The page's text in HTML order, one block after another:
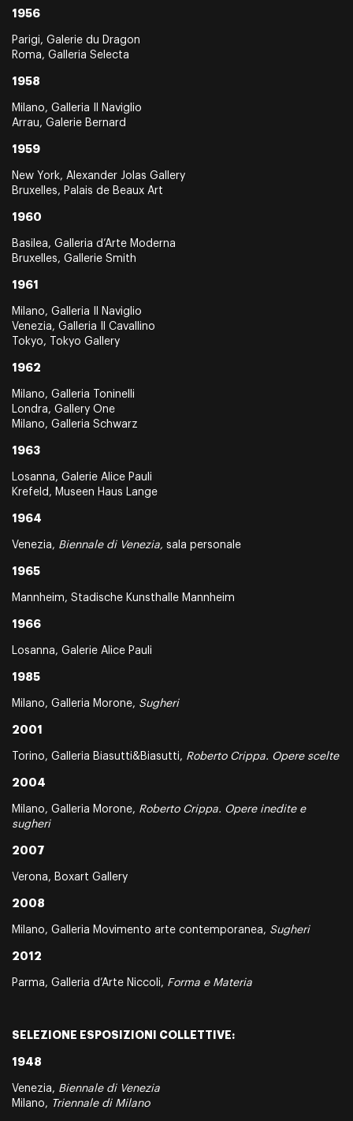
1956
Parigi, Galerie du Dragon
Roma, Galleria Selecta
1958
Milano, Galleria Il Naviglio
Arrau, Galerie Bernard
1959
New York, Alexander Jolas Gallery
Bruxelles, Palais de Beaux Art
1960
Basilea, Galleria d’Arte Moderna
Bruxelles, Gallerie Smith
1961
Milano, Galleria Il Naviglio
Venezia, Galleria Il Cavallino
Tokyo, Tokyo Gallery
1962
Milano, Galleria Toninelli
Londra, Gallery One
Milano, Galleria Schwarz
1963
Losanna, Galerie Alice Pauli
Krefeld, Museen Haus Lange
1964
Venezia, Biennale di Venezia, sala personale
1965
Mannheim, Stadische Kunsthalle Mannheim
1966
Losanna, Galerie Alice Pauli
1985
Milano, Galleria Morone, Sugheri
2001
Torino, Galleria Biasutti&Biasutti, Roberto Crippa. Opere scelte
2004
Milano, Galleria Morone, Roberto Crippa. Opere inedite e
sugheri
2007
Verona, Boxart Gallery
2008
Milano, Galleria Movimento arte contemporanea, Sugheri
2012
Parma, Galleria d’Arte Niccoli, Forma e Materia
SELEZIONE ESPOSIZIONI COLLETTIVE:
1948
Venezia, Biennale di Venezia
Milano, Triennale di Milano